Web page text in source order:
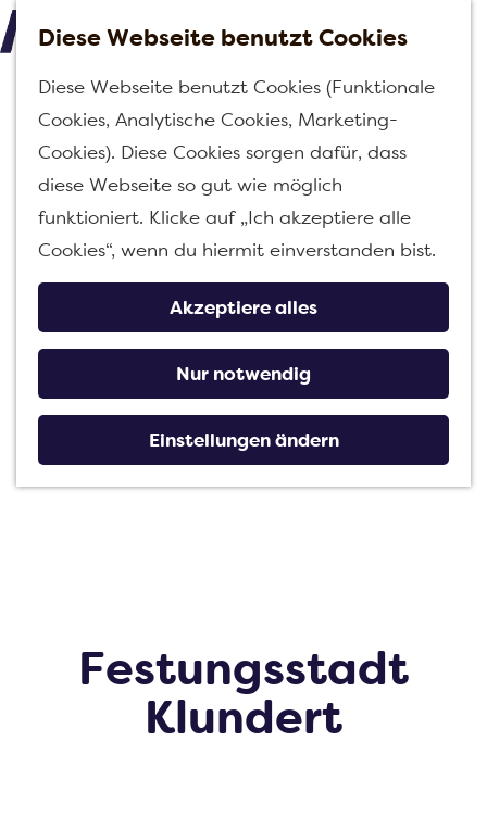
Diese Webseite benutzt Cookies
Diese Webseite benutzt Cookies (Funktionale
Cookies, Analytische Cookies, Marketing-
Cookies). Diese Cookies sorgen dafür, dass
diese Webseite so gut wie möglich
funktioniert. Klicke auf „Ich akzeptiere alle
Cookies“, wenn du hiermit einverstanden bist.
Akzeptiere alles
Nur notwendig
Einstellungen ändern
m
e
n
ü
Festungsstadt
Klundert